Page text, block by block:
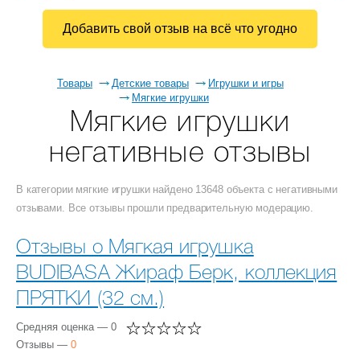
Товары Детские товары
Игрушки и игры
Мягкие игрушки
Мягкие игрушки
негативные отзывы
В категории мягкие игрушки найдено 13648 объекта с негативными
отзывами. Все отзывы прошли предварительную модерацию.
Отзывы о Мягкая игрушка
BUDIBASA Жираф Берк, коллекция
ПРЯТКИ (32 см.)
Средняя оценка — 0
Отзывы — 0
Добавить свой отзыв на всё что угодно